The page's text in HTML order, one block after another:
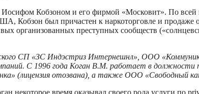
Иосифом Кобзоном и его фирмой «Московит». По
Кобзон был причастен к наркоторговле и продаже
организованных преступных сообществ
СП «ЗС Индэстриз Интернешнл», ООО
С 1996 года Коган В.М. работает в должности
(лицензия отозвана), а также ООО «Свободный